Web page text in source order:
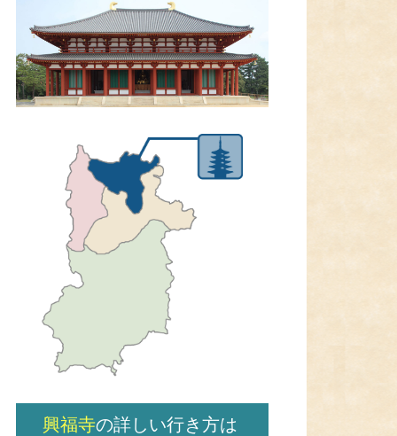
興福寺の詳しい行き方は